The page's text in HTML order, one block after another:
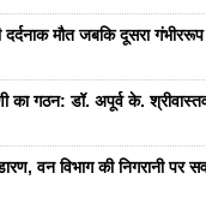
मौत जबकि दूसरा
का गठन: डॉ. अपूर्व के.
वन विभाग की निगरानी पर